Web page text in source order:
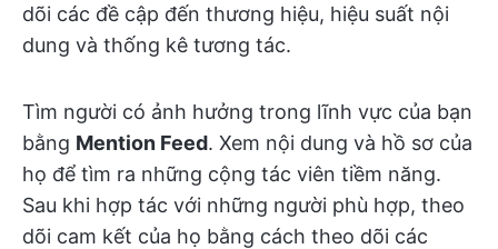
dõi các đề cập đến thương hiệu, hiệu suất nội
dung và thống kê tương tác.
Tìm người có ảnh hưởng trong lĩnh vực của bạn
bằng Mention Feed. Xem nội dung và hồ sơ của
họ để tìm ra những cộng tác viên tiềm năng.
Sau khi hợp tác với những người phù hợp, theo
dõi cam kết của họ bằng cách theo dõi các